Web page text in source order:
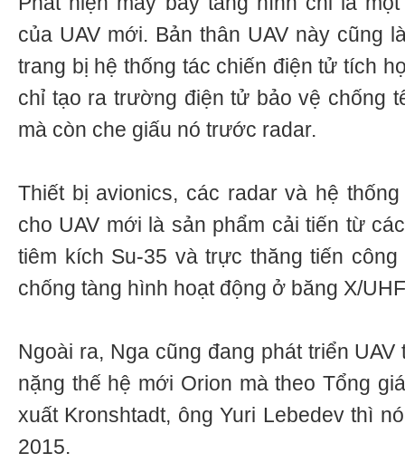
của UAV mới. Bản thân UAV này cũng
trang bị hệ thống tác chiến điện tử tích
chỉ tạo ra trường điện tử bảo vệ chống
mà còn che giấu nó trước radar.
Thiết bị avionics, các radar và hệ
cho UAV mới là sản phẩm cải tiến từ
tiêm kích Su-35 và trực thăng tiến công
chống tàng hình hoạt động ở băng X/
Ngoài ra, Nga cũng đang phát triển
nặng thế hệ mới Orion mà theo Tổng
xuất Kronshtadt, ông Yuri Lebedev thì
2015.